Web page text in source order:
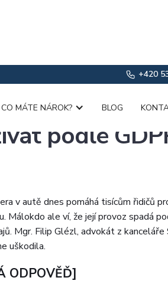
+420
MÁTE NÁROK? BLOG
kamera v
podle
v autě dnes pomáhá tisícům řidičů
Málokdo ale ví, že její provoz spadá
Mgr. Filip Glézl, advokát z
uškodila.
ODPOVĚĎ]